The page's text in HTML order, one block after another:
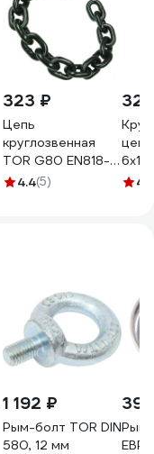
323 ₽
Цепь
круглозвенная
TOR G80 EN818-7
6x18
4.4(5)
6x18
4.1
1 192 ₽
Рым-болт TOR DIN
580, 12 мм
Рым-